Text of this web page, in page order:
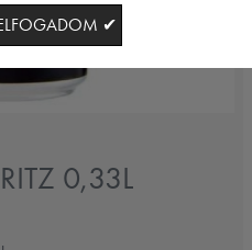
0,33L
✔